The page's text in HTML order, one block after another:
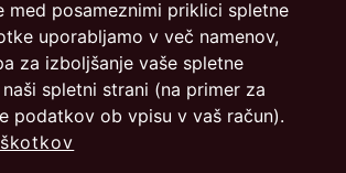
med posameznimi priklici spletne
uporabljamo v več namenov,
za izboljšanje vaše spletne
spletni strani (na primer za
podatkov ob vpisu v vaš račun).